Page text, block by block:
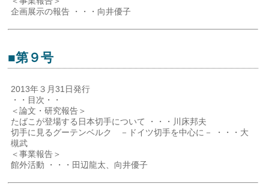
企画展示の報告 ・・・向井優子
■第９号
2013年３月31日発行
・・目次・・
＜論文・研究報告＞
たばこが登場する日本切手について ・・・川床邦夫
切手に見るグーテンベルク －ドイツ切手を中心に－ ・・・大
槻武
＜事業報告＞
館外活動 ・・・田辺龍太、向井優子